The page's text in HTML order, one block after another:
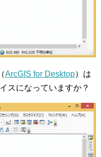
ArcGIS for Desktop）は
スになっていますか？